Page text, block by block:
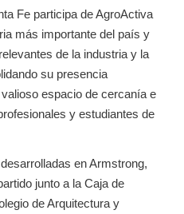
Fe participa de AgroActiva
más importante del país y
de la industria y la
su presencia
espacio de cercanía e
y estudiantes de
en Armstrong,
junto a la Caja de
de Arquitectura y